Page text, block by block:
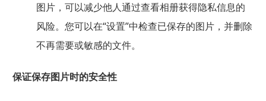
图片，可以减少他人通过查看相册获得隐私信息的
风险。您可以在“设置”中检查已保存的图片，并删除
不再需要或敏感的文件。
保证保存图片时的安全性